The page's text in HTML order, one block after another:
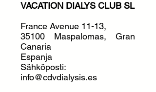
VACATION DIALYS CLUB SL
France Avenue 11-13,
35100 Maspalomas, Gran
Canaria
Espanja
Sähköposti:
info@cdvdialysis.es